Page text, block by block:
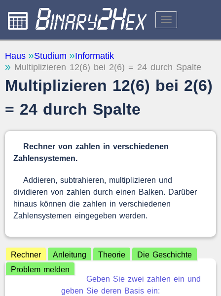
RECHNER
ÜBER DIE WEBSITE
FEEDBACK
Haus Studium
Informatik
Multiplizieren 12(6) bei 2(6) = 24 durch Spalte
Multiplizieren 12(6) bei 2(6)
= 24 durch Spalte
Rechner von zahlen in verschiedenen
Zahlensystemen.
Addieren, subtrahieren, multiplizieren und
dividieren von zahlen durch einen Balken. Darüber
hinaus können die zahlen in verschiedenen
Zahlensystemen eingegeben werden.
Rechner Anleitung Theorie
Die Geschichte
Problem melden
Geben Sie zwei zahlen ein und
geben Sie deren Basis ein: